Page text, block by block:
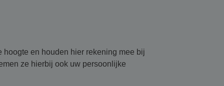
en houden hier rekening mee bij
ze hierbij ook uw persoonlijke